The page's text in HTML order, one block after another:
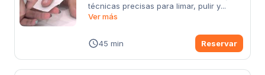
técnicas precisas para limar, pulir y...
Ver más
45 min Reservar